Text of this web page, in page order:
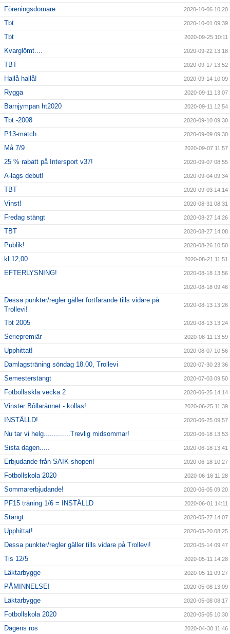
Föreningsdomare 2020-10-06 10:20
Tbt 2020-10-01 09:39
Tbt 2020-09-25 10:11
Kvarglömt.... 2020-09-22 13:18
TBT 2020-09-17 13:52
Hallå hallå! 2020-09-14 10:09
Rygga 2020-09-11 13:07
Barnjympan ht2020 2020-09-11 12:54
Tbt -2008 2020-09-10 09:30
P13-match 2020-09-09 09:30
Må 7/9 2020-09-07 11:57
25 % rabatt på Intersport v37! 2020-09-07 08:55
A-lags debut! 2020-09-04 09:34
TBT 2020-09-03 14:14
Vinst! 2020-08-31 08:31
Fredag stängt 2020-08-27 14:26
TBT 2020-08-27 14:08
Publik! 2020-08-26 10:50
kl 12,00 2020-08-21 11:51
EFTERLYSNING! 2020-08-18 13:56
2020-08-18 09:46
Dessa punkter/regler gäller fortfarande tills vidare på
Trollevi!
2020-08-13 13:26
Tbt 2005 2020-08-13 13:24
Seriepremiär 2020-08-11 13:59
Upphittat! 2020-08-07 10:56
Damlagsträning söndag 18.00, Trollevi 2020-07-30 23:36
Semesterstängt 2020-07-03 09:50
Fotbollsskla vecka 2 2020-06-25 14:14
Vinster Bôllarännet - kollas! 2020-06-25 11:39
INSTÄLLD! 2020-06-25 09:57
Nu tar vi helg.............Trevlig midsommar! 2020-06-18 13:53
Sista dagen..... 2020-06-18 13:41
Erbjudande från SAIK-shopen! 2020-06-18 10:27
Fotbollskola 2020 2020-06-16 11:28
Sommarerbjudande! 2020-06-05 09:20
PF15 träning 1/6 = INSTÄLLD 2020-06-01 14:11
Stängt 2020-05-27 14:07
Upphittat! 2020-05-20 08:25
Dessa punkter/regler gäller tills vidare på Trollevi! 2020-05-14 09:47
Tis 12/5 2020-05-11 14:28
Läktarbygge 2020-05-11 09:27
PÅMINNELSE! 2020-05-08 13:09
Läktarbygge 2020-05-08 08:17
Fotbollskola 2020 2020-05-05 10:30
Dagens ros 2020-04-30 11:46